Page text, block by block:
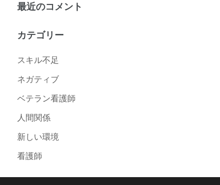
最近のコメント
カテゴリー
スキル不足
ネガティブ
ベテラン看護師
人間関係
新しい環境
看護師